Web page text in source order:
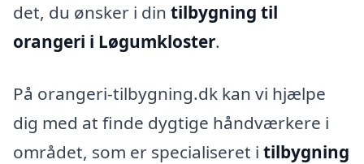
det, du ønsker i din tilbygning til
orangeri i Løgumkloster.
På orangeri-tilbygning.dk kan vi hjælpe
dig med at finde dygtige håndværkere i
området, som er specialiseret i tilbygning